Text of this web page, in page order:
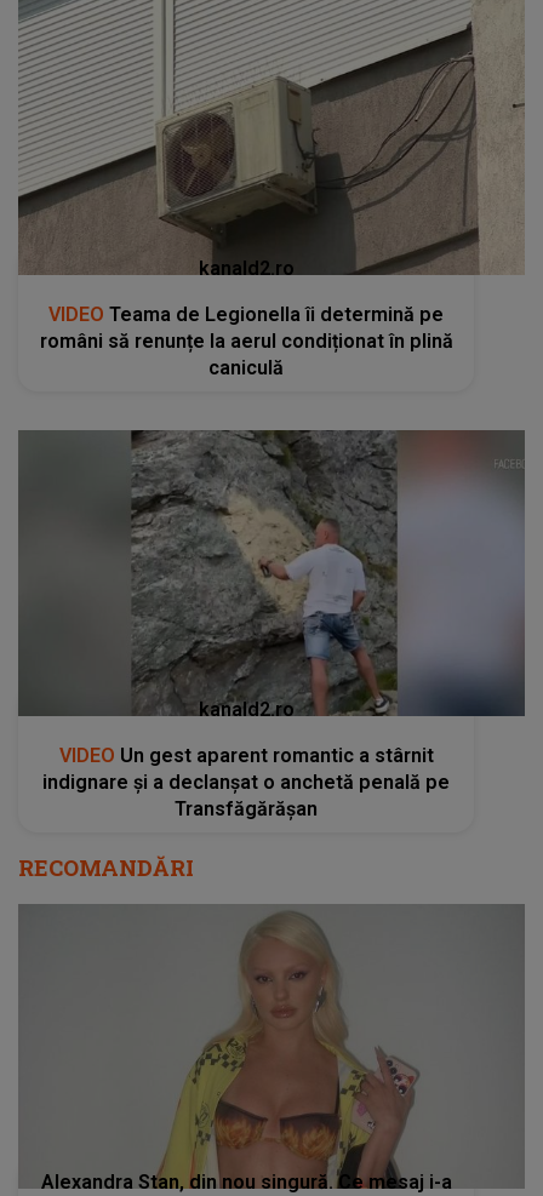
kanald2.ro
VIDEO Teama de Legionella îi determină pe
români să renunțe la aerul condiționat în plină
caniculă
kanald2.ro
VIDEO Un gest aparent romantic a stârnit
indignare și a declanșat o anchetă penală pe
Transfăgărășan
RECOMANDĂRI
Alexandra Stan, din nou singură. Ce mesaj i-a